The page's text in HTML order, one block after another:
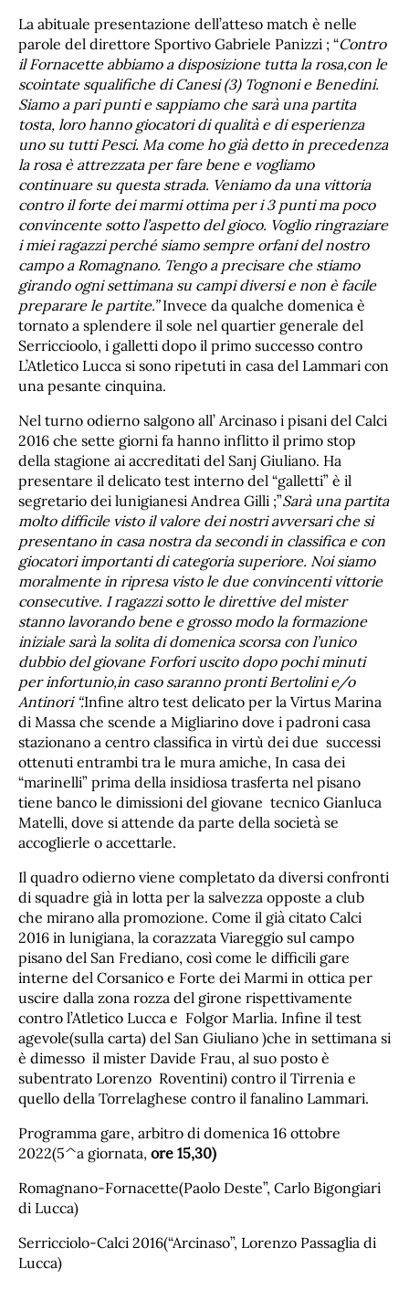
La abituale presentazione dell’atteso match è nelle
parole del direttore Sportivo Gabriele Panizzi ; “Contro
il Fornacette abbiamo a disposizione tutta la rosa,con le
scointate squalifiche di Canesi (3) Tognoni e Benedini.
Siamo a pari punti e sappiamo che sarà una partita
tosta, loro hanno giocatori di qualità e di esperienza
uno su tutti Pesci. Ma come ho già detto in precedenza
la rosa è attrezzata per fare bene e vogliamo
continuare su questa strada. Veniamo da una vittoria
contro il forte dei marmi ottima per i 3 punti ma poco
convincente sotto l’aspetto del gioco. Voglio ringraziare
i miei ragazzi perché siamo sempre orfani del nostro
campo a Romagnano. Tengo a precisare che stiamo
girando ogni settimana su campi diversi e non è facile
preparare le partite.”Invece da qualche domenica è
tornato a splendere il sole nel quartier generale del
Serriccioolo, i galletti dopo il primo successo contro
L’Atletico Lucca si sono ripetuti in casa del Lammari con
una pesante cinquina.
Nel turno odierno salgono all’ Arcinaso i pisani del Calci
2016 che sette giorni fa hanno inflitto il primo stop
della stagione ai accreditati del Sanj Giuliano. Ha
presentare il delicato test interno del “galletti” è il
segretario dei lunigianesi Andrea Gilli ;”Sarà una partita
molto difficile visto il valore dei nostri avversari che si
presentano in casa nostra da secondi in classifica e con
giocatori importanti di categoria superiore. Noi siamo
moralmente in ripresa visto le due convincenti vittorie
consecutive. I ragazzi sotto le direttive del mister
stanno lavorando bene e grosso modo la formazione
iniziale sarà la solita di domenica scorsa con l’unico
dubbio del giovane Forfori uscito dopo pochi minuti
per infortunio,in caso saranno pronti Bertolini e/o
Antinori “.Infine altro test delicato per la Virtus Marina
di Massa che scende a Migliarino dove i padroni casa
stazionano a centro classifica in virtù dei due successi
ottenuti entrambi tra le mura amiche, In casa dei
“marinelli” prima della insidiosa trasferta nel pisano
tiene banco le dimissioni del giovane tecnico Gianluca
Matelli, dove si attende da parte della società se
accoglierle o accettarle.
Il quadro odierno viene completato da diversi confronti
di squadre già in lotta per la salvezza opposte a club
che mirano alla promozione. Come il già citato Calci
2016 in lunigiana, la corazzata Viareggio sul campo
pisano del San Frediano, così come le difficili gare
interne del Corsanico e Forte dei Marmi in ottica per
uscire dalla zona rozza del girone rispettivamente
contro l’Atletico Lucca e Folgor Marlia. Infine il test
agevole(sulla carta) del San Giuliano )che in settimana si
è dimesso il mister Davide Frau, al suo posto è
subentrato Lorenzo Roventini) contro il Tirrenia e
quello della Torrelaghese contro il fanalino Lammari.
Programma gare, arbitro di domenica 16 ottobre
2022(5^a giornata, ore 15,30)
Romagnano-Fornacette(Paolo Deste”, Carlo Bigongiari
di Lucca)
Serricciolo-Calci 2016(“Arcinaso”, Lorenzo Passaglia di
Lucca)